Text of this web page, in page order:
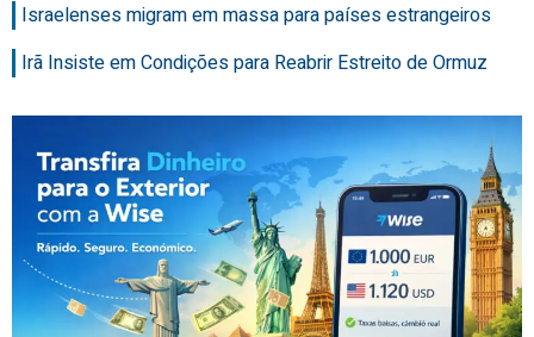
Israelenses migram em massa para países estrangeiros
Irã Insiste em Condições para Reabrir Estreito de Ormuz